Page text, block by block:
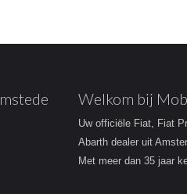
Welkom bij
Uw officiële Fiat, Fiat
Abarth dealer uit
Met meer dan 35 jaar